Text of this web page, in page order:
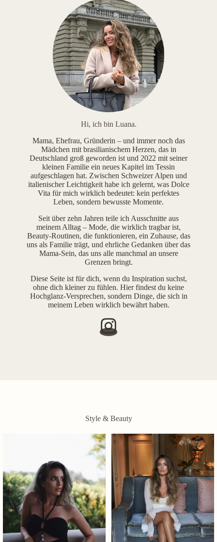
Hi, ich bin Luana.
Mama, Ehefrau, Gründerin – und immer noch das
Mädchen mit brasilianischem Herzen, das in
Deutschland groß geworden ist und 2022 mit seiner
kleinen Familie ein neues Kapitel im Tessin
aufgeschlagen hat. Zwischen Schweizer Alpen und
italienischer Leichtigkeit habe ich gelernt, was Dolce
Vita für mich wirklich bedeutet: kein perfektes
Leben, sondern bewusste Momente.
Seit über zehn Jahren teile ich Ausschnitte aus
meinem Alltag – Mode, die wirklich tragbar ist,
Beauty-Routinen, die funktionieren, ein Zuhause, das
uns als Familie trägt, und ehrliche Gedanken über das
Mama-Sein, das uns alle manchmal an unsere
Grenzen bringt.
Diese Seite ist für dich, wenn du Inspiration suchst,
ohne dich kleiner zu fühlen. Hier findest du keine
Hochglanz-Versprechen, sondern Dinge, die sich in
meinem Leben wirklich bewährt haben.
Style & Beauty